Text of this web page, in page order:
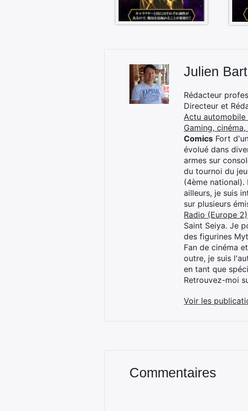
Julien
Rédacteur
Directeur et
Actu
Gaming,
Comics Fort
évolué dans
armes sur
du tournoi du
(4ème national).
ailleurs, je suis
sur plusieurs
Radio (Europe 2)
Saint Seiya. Je
des figurines
Fan de cinéma
outre, je suis
en tant que
Retrouvez-moi
Voir les
Commentaires